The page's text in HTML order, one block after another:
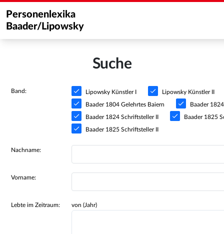
Personenlexika
Baader/Lipowsky
Suche
Band: Lipowsky Künstler I Lipowsky Künstler II
Baader 1804 Gelehrtes Baiern Baader
Baader 1824 Schriftsteller II Baader 1825
Baader 1825 Schriftsteller II
Nachname:
Vorname:
Lebte im Zeitraum: von (Jahr)